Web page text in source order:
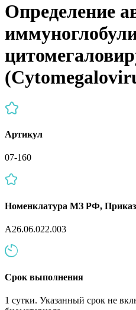
Определение
Артикул
07-160
Номенклатура МЗ РФ,
A26.06.022.003
Срок выполнения
1 сутки. Указанный срок не